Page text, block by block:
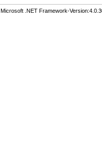
Microsoft .NET Framework-